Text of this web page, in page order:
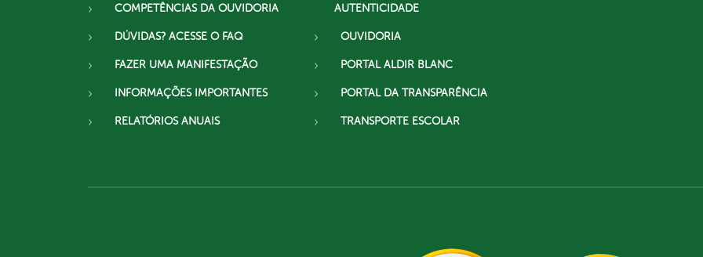
COMPETÊNCIAS DA OUVIDORIA
DÚVIDAS? ACESSE O FAQ
FAZER UMA MANIFESTAÇÃO
INFORMAÇÕES IMPORTANTES
RELATÓRIOS ANUAIS
AUTENTICIDADE
OUVIDORIA
PORTAL ALDIR BLANC
PORTAL DA TRANSPARÊNCIA
TRANSPORTE ESCOLAR